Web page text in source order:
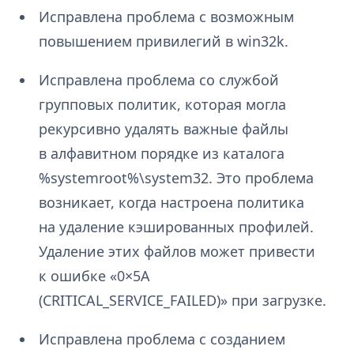
Исправлена проблема с возможным
повышением привилегий в win32k.
Исправлена проблема со службой
групповых политик, которая могла
рекурсивно удалять важные файлы
в алфавитном порядке из каталога
%systemroot%\system32. Это проблема
возникает, когда настроена политика
на удаление кэшированных профилей.
Удаление этих файлов может привести
к ошибке «0×5A
(CRITICAL_SERVICE_FAILED)» при загрузке.
Исправлена проблема с созданием